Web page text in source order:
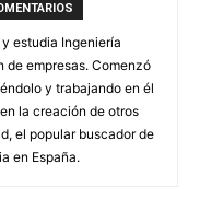
estudia Ingeniería
empresas. Comenzó
y trabajando en él
la creación de otros
el popular buscador de
en España.